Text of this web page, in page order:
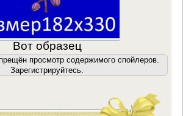
Вот образец
просмотр содержимого спойлеров.
Зарегистрируйтесь.